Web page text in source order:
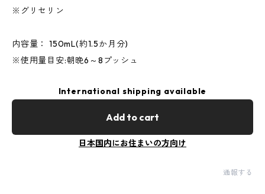
※グリセリン
内容量： 150mL(約1.5か月分)
※使用量目安:朝晩6～8プッシュ
International shipping available
Add to cart
日本国内にお住まいの方向け
通報する